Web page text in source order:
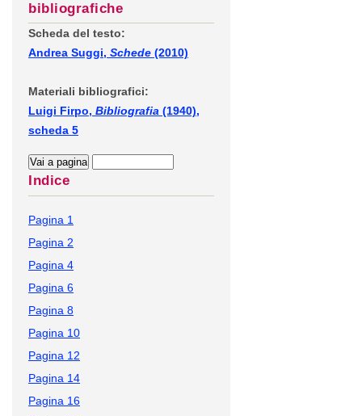
bibliografiche
Scheda del testo:
Andrea Suggi, Schede (2010)
Materiali bibliografici:
Luigi Firpo, Bibliografia (1940),
scheda 5
Indice
Pagina 1
Pagina 2
Pagina 4
Pagina 6
Pagina 8
Pagina 10
Pagina 12
Pagina 14
Pagina 16